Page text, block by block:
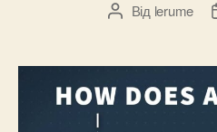
Автор
Від lerume